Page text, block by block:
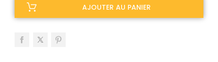
AJOUTER AU PANIER